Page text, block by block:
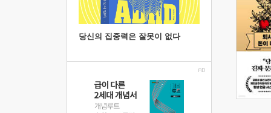
당신의 집중력은 잘못이 없다